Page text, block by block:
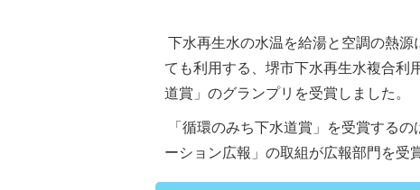
下水再生水の水温を給湯と空調の熱
ても利用する、堺市下水再生水複合利
道賞」のグランプリを受賞しました。
「循環のみち下水道賞」を受賞する
ーション広報」の取組が広報部門を受